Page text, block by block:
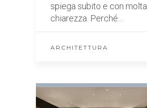
spiega subito e con molta
chiarezza. Perché…
ARCHITETTURA